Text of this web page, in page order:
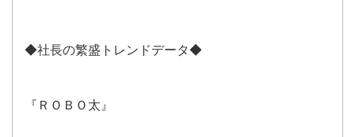
◆社長の繁盛トレンドデータ◆
『ＲＯＢＯ太』